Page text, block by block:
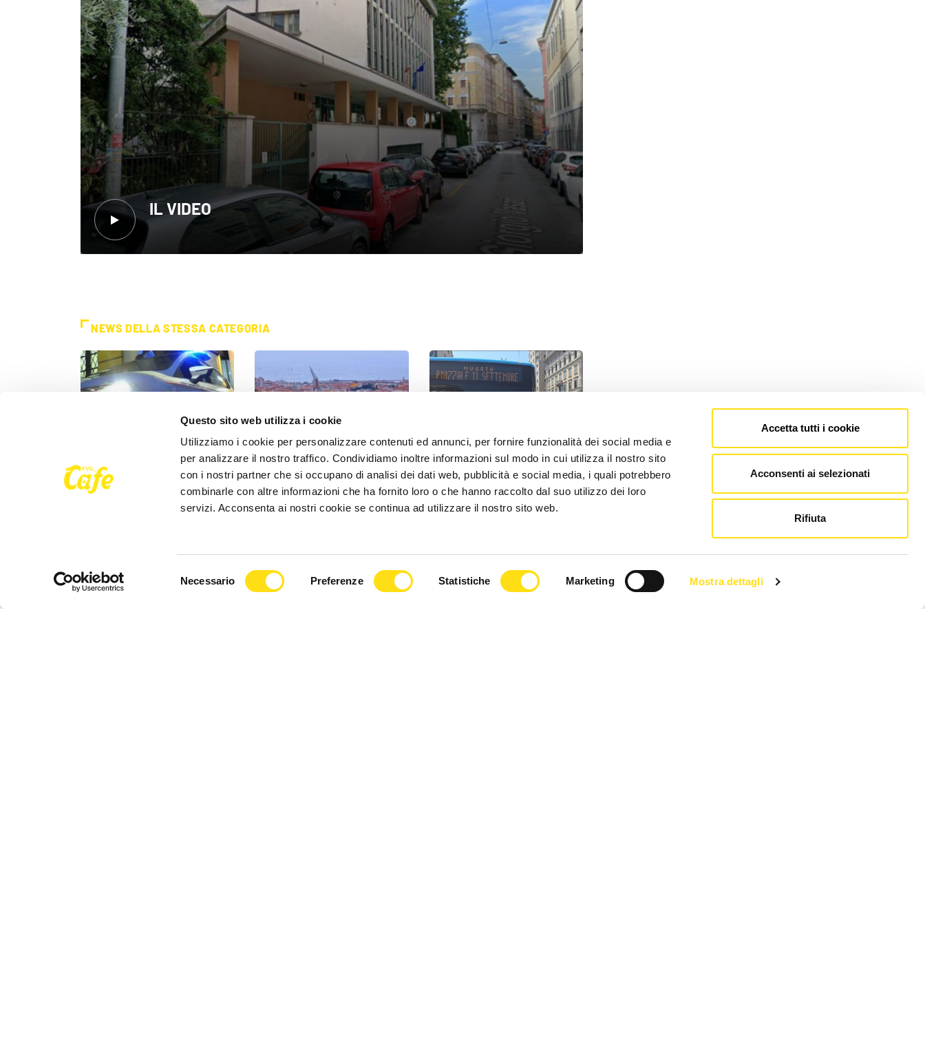
Questo sito web utilizza i cookie
Utilizziamo i cookie per personalizzare contenuti ed annunci, per fornire funzionalità dei social media e
per analizzare il nostro traffico. Condividiamo inoltre informazioni sul modo in cui utilizza il nostro sito
con i nostri partner che si occupano di analisi dei dati web, pubblicità e social media, i quali potrebbero
combinarle con altre informazioni che ha fornito loro o che hanno raccolto dal suo utilizzo dei loro
servizi. Acconsenta ai nostri cookie se continua ad utilizzare il nostro sito web.
Necessario Preferenze Statistiche Marketing Mostra dettagli
Accetta tutti i cookie
Acconsenti ai selezionati
Rifiuta
IL VIDEO
NEWS DELLA STESSA CATEGORIA
CRONACA
non trovare più [...]
27 Maggio 2026
CRONACA
mercato: “La città è [...]
27 Maggio 2026
CRONACA
tornati ai livelli [...]
27 Maggio 2026